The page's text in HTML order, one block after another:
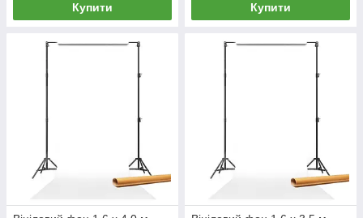
Купити Купити